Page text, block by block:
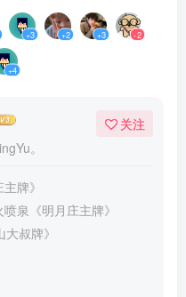
+3 +2 +3 -2
+4
。
关注
牌》
泉《明月庄主牌》
叔牌》